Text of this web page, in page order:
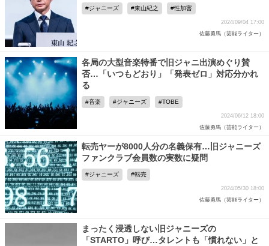
ジャニーズ 東山紀之 性加害
2024/09/04 17:00
佐藤勇馬（芸能ライター）
各局の大型音楽特番で旧ジャニ出演めぐり賛
否…「いつもどおり」「発表ゼロ」対応分かれ
る
音楽 ジャニーズ TOBE
2024/06/12 18:00
佐藤勇馬（芸能ライター）
転売ヤーが8000人分の名義保有…旧ジャニーズ
ファンクラブ会員数の実数に疑問
ジャニーズ 転売
2024/05/30 18:00
佐藤勇馬（芸能ライター）
まったく浸透しない旧ジャニーズの
「STARTO」呼び…タレントも「慣れない」と